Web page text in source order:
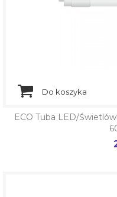
Do koszyka
ECO Tuba LED/